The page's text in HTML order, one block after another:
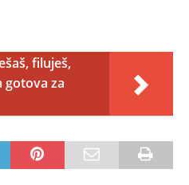
filuješ,
gotova za